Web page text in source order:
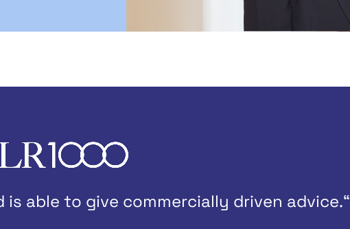
able to give commercially driven advice.“